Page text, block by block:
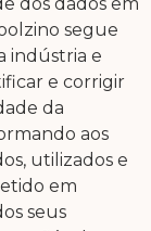
segue
indústria e
e corrigir
da
aos
utilizados e
em
seus